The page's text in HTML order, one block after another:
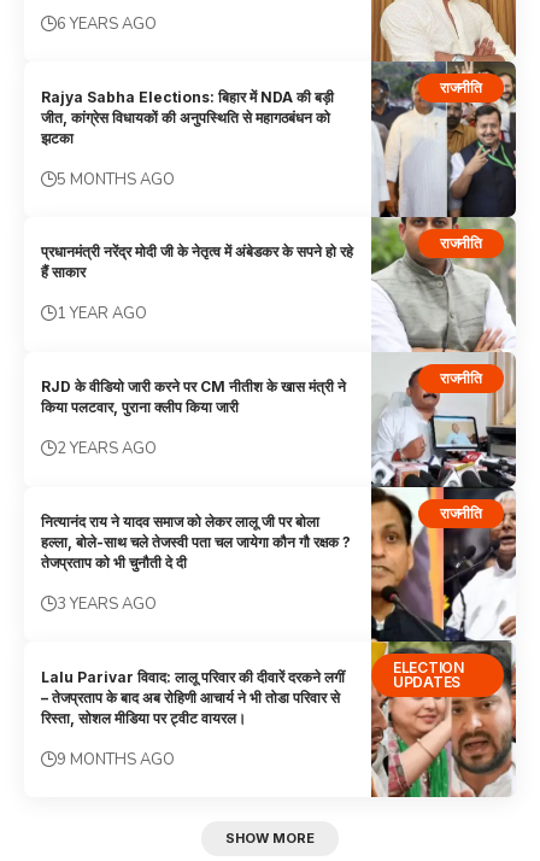
6 YEARS AGO
राजनीति
Rajya Sabha Elections: बिहार में NDA की बड़ी
जीत, कांग्रेस विधायकों की अनुपस्थिति से महागठबंधन को
झटका
5 MONTHS AGO
राजनीति
प्रधानमंत्री नरेंद्र मोदी जी के नेतृत्व में अंबेडकर के सपने हो रहे
हैं साकार
1 YEAR AGO
राजनीति
RJD के वीडियो जारी करने पर CM नीतीश के खास मंत्री ने
किया पलटवार, पुराना क्लीप किया जारी
2 YEARS AGO
राजनीति
नित्यानंद राय ने यादव समाज को लेकर लालू जी पर बोला
हल्ला, बोले-साथ चले तेजस्वी पता चल जायेगा कौन गौ रक्षक ?
तेजप्रताप को भी चुनौती दे दी
3 YEARS AGO
ELECTION
UPDATES
Lalu Parivar विवाद: लालू परिवार की दीवारें दरकने लगीं
– तेजप्रताप के बाद अब रोहिणी आचार्य ने भी तोडा परिवार से
रिस्ता, सोशल मीडिया पर ट्वीट वायरल।
9 MONTHS AGO
SHOW MORE